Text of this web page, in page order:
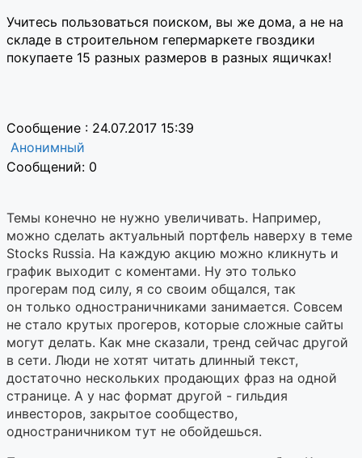
Учитесь пользоваться поиском, вы же дома, а не на
складе в строительном гепермаркете гвоздики
покупаете 15 разных размеров в разных ящичках!
Сообщение : 24.07.2017 15:39
Анонимный
Сообщений: 0
Темы конечно не нужно увеличивать. Например,
можно сделать актуальный портфель наверху в теме
Stocks Russia. На каждую акцию можно кликнуть и
график выходит с коментами. Ну это только
прогерам под силу, я со своим общался, так
он только одностраничниками занимается. Совсем
не стало крутых прогеров, которые сложные сайты
могут делать. Как мне сказали, тренд сейчас другой
в сети. Люди не хотят читать длинный текст,
достаточно нескольких продающих фраз на одной
странице. А у нас формат другой - гильдия
инвесторов, закрытое сообщество,
одностраничником тут не обойдешься.